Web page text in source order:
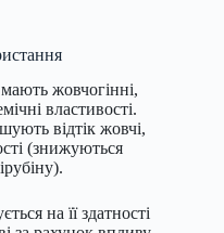
жовчогінні,
властивості.
відтік жовчі,
(знижуються
на її здатності